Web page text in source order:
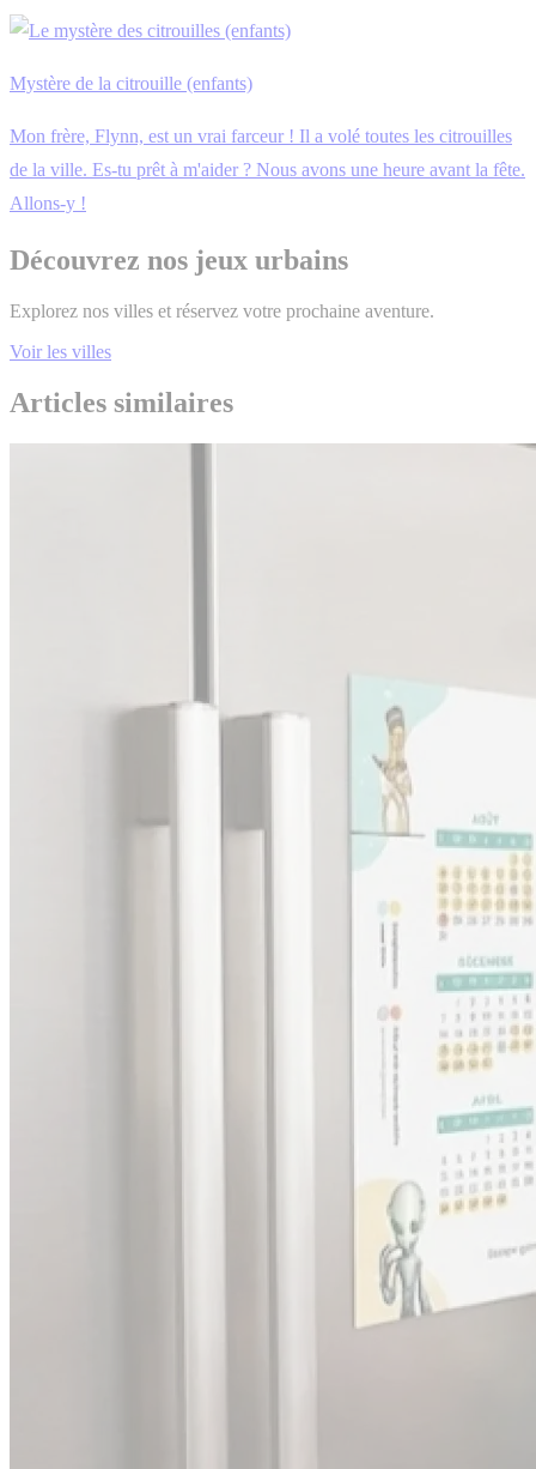
Mystère de la citrouille (enfants)
Mon frère, Flynn, est un vrai farceur ! Il a volé toutes les citrouilles
de la ville. Es-tu prêt à m'aider ? Nous avons une heure avant la fête.
Allons-y !
Découvrez nos jeux urbains
Explorez nos villes et réservez votre prochaine aventure.
Voir les villes
Articles similaires